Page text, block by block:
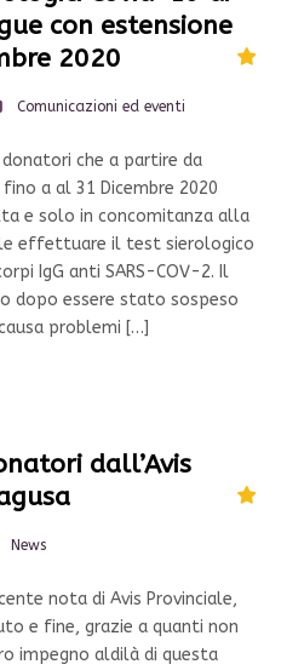
con estensione
2020
Comunicazioni ed eventi
che a partire da
a al 31 Dicembre 2020
e solo in concomitanza alla
effettuare il test sierologico
IgG anti SARS-COV-2. Il
dopo essere stato sospeso
problemi […]
dall’Avis
News
nota di Avis Provinciale,
e fine, grazie a quanti non
impegno aldilà di questa